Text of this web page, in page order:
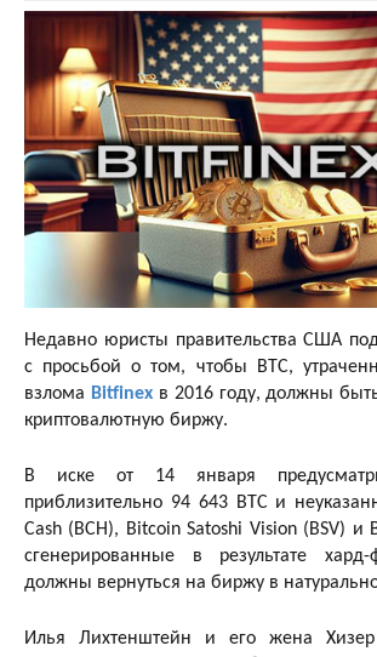
Недавно юристы правительства США
с просьбой о том, чтобы BTC,
взлома Bitfinexв 2016 году, должны
криптовалютную биржу.
В иске от 14 января
приблизительно 94 643 BTC и
Cash (BCH), Bitcoin Satoshi Vision (BSV) и
сгенерированные в результате хард-
должны вернуться на биржу в
Илья Лихтенштейн и его жена